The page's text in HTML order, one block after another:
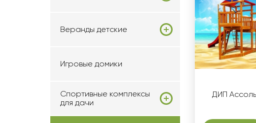
Веранды детские
Игровые домики
Спортивные комплексы
для дачи
ДИП